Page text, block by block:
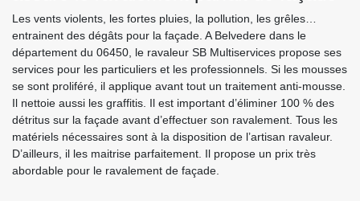
Les vents violents, les fortes pluies, la pollution, les grêles…
entrainent des dégâts pour la façade. A Belvedere dans le
département du 06450, le ravaleur SB Multiservices propose ses
services pour les particuliers et les professionnels. Si les mousses
se sont proliféré, il applique avant tout un traitement anti-mousse.
Il nettoie aussi les graffitis. Il est important d’éliminer 100 % des
détritus sur la façade avant d’effectuer son ravalement. Tous les
matériels nécessaires sont à la disposition de l’artisan ravaleur.
D’ailleurs, il les maitrise parfaitement. Il propose un prix très
abordable pour le ravalement de façade.